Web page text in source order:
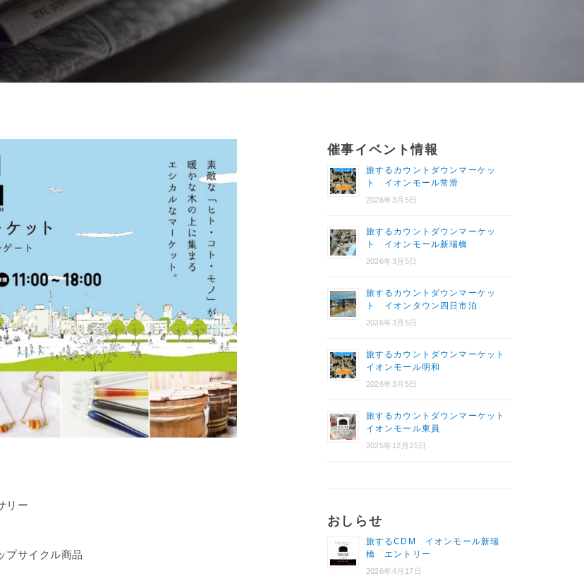
リー
プサイクル商品
催事イベント情報
旅するカウントダウンマーケッ
ト イオンモール常滑
2026年3月5日
旅するカウントダウンマーケッ
ト イオンモール新瑞橋
2026年3月5日
旅するカウントダウンマーケッ
ト イオンタウン四日市泊
2026年3月5日
旅するカウントダウンマーケット
イオンモール明和
2026年3月5日
旅するカウントダウンマーケット
イオンモール東員
2025年12月25日
おしらせ
旅するCDM イオンモール新瑞
橋 エントリー
2026年4月17日